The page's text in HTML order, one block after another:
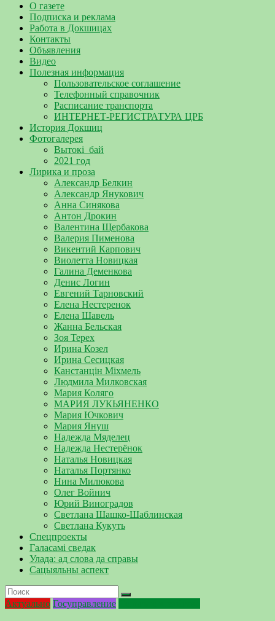
О газете
Подписка и реклама
Работа в Докшицах
Контакты
Объявления
Видео
Полезная информация
Пользовательское соглашение
Телефонный справочник
Расписание транспорта
ИНТЕРНЕТ-РЕГИСТРАТУРА ЦРБ
История Докшиц
Фотогалерея
Вытокі_бай
2021 год
Лирика и проза
Александр Белкин
Александр Янукович
Анна Синякова
Антон Дрокин
Валентина Щербакова
Валерия Пименова
Викентий Карпович
Виолетта Новицкая
Галина Деменкова
Денис Логин
Евгений Тарновский
Елена Нестеренок
Елена Шавель
Жанна Бельская
Зоя Терех
Ирина Козел
Ирина Сесицкая
Канстанцін Міхмель
Людмила Милковская
Мария Коляго
МАРИЯ ЛУКЬЯНЕНКО
Мария Ючкович
Мария Януш
Надежда Мяделец
Надежда Нестерёнок
Наталья Новицкая
Наталья Портянко
Нина Милюкова
Олег Войнич
Юрий Виноградов
Светлана Шашко-Шаблинская
Светлана Кукуть
Спецпроекты
Галасамі сведак
Улада: ад слова да справы
Сацыяльны аспект
Актуально Госуправление